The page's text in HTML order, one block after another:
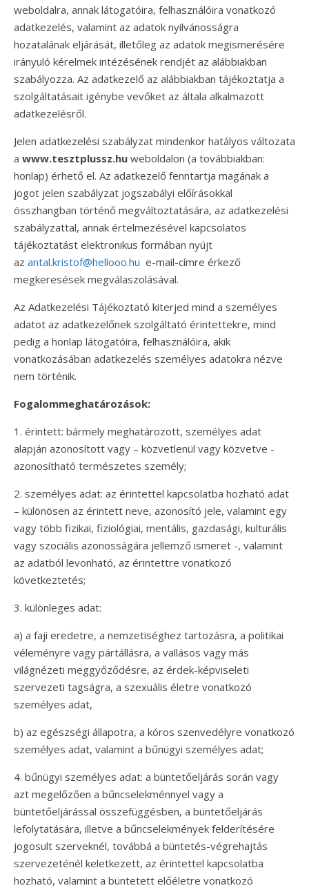
weboldalra, annak látogatóira, felhasználóira vonatkozó
adatkezelés, valamint az adatok nyilvánosságra
hozatalának eljárását, illetőleg az adatok megismerésére
irányuló kérelmek intézésének rendjét az alábbiakban
szabályozza. Az adatkezelő az alábbiakban tájékoztatja a
szolgáltatásait igénybe vevőket az általa alkalmazott
adatkezelésről.
Jelen adatkezelési szabályzat mindenkor hatályos változata
a www.tesztplussz.hu weboldalon (a továbbiakban:
honlap) érhető el. Az adatkezelő fenntartja magának a
jogot jelen szabályzat jogszabályi előírásokkal
összhangban történő megváltoztatására, az adatkezelési
szabályzattal, annak értelmezésével kapcsolatos
tájékoztatást elektronikus formában nyújt
az antal.kristof@hellooo.hu e-mail-címre érkező
megkeresések megválaszolásával.
Az Adatkezelési Tájékoztató kiterjed mind a személyes
adatot az adatkezelőnek szolgáltató érintettekre, mind
pedig a honlap látogatóira, felhasználóira, akik
vonatkozásában adatkezelés személyes adatokra nézve
nem történik.
Fogalommeghatározások:
1. érintett: bármely meghatározott, személyes adat
alapján azonosított vagy – közvetlenül vagy közvetve -
azonosítható természetes személy;
2. személyes adat: az érintettel kapcsolatba hozható adat
– különösen az érintett neve, azonosító jele, valamint egy
vagy több fizikai, fiziológiai, mentális, gazdasági, kulturális
vagy szociális azonosságára jellemző ismeret -, valamint
az adatból levonható, az érintettre vonatkozó
következtetés;
3. különleges adat:
a) a faji eredetre, a nemzetiséghez tartozásra, a politikai
véleményre vagy pártállásra, a vallásos vagy más
világnézeti meggyőződésre, az érdek-képviseleti
szervezeti tagságra, a szexuális életre vonatkozó
személyes adat,
b) az egészségi állapotra, a kóros szenvedélyre vonatkozó
személyes adat, valamint a bűnügyi személyes adat;
4. bűnügyi személyes adat: a büntetőeljárás során vagy
azt megelőzően a bűncselekménnyel vagy a
büntetőeljárással összefüggésben, a büntetőeljárás
lefolytatására, illetve a bűncselekmények felderítésére
jogosult szerveknél, továbbá a büntetés-végrehajtás
szervezeténél keletkezett, az érintettel kapcsolatba
hozható, valamint a büntetett előéletre vonatkozó